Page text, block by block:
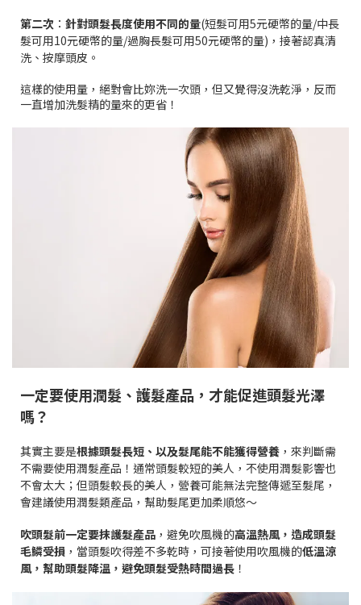
第二次 ： 針對頭髮長度使用不同的量(短髮可用5元硬幣的量/中長
髮可用10元硬幣的量/過胸長髮可用50元硬幣的量)，接著認真清
洗、按摩頭皮。
這樣的使用量，絕對會比妳洗一次頭，但又覺得沒洗乾淨，反而
一直增加洗髮精的量來的更省！
一定要使用潤髮、護髮產品，才能促進頭髮光澤
嗎？
其實主要是根據頭髮長短、以及髮尾能不能獲得營養 ，來判斷需
不需要使用潤髮產品！通常頭髮較短的美人，不使用潤髮影響也
不會太大；但頭髮較長的美人， 營養可能無法完整傳遞至髮尾，
會建議使用潤髮類產品，幫助髮尾更加柔順悠～
吹頭髮前一定要抹護髮產品 ，避免吹風機的高溫熱風，造成頭髮
毛鱗受損 ，當頭髮吹得差不多乾時，可接著使用吹風機的低溫涼
風，幫助頭髮降溫，避免頭髮受熱時間過長 ！